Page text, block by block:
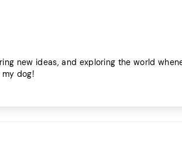
new ideas, and exploring the world
dog!